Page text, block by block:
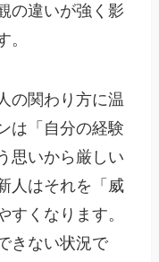
の違いが強く影
。
の関わり方に温
は「自分の経験
思いから厳しい
人はそれを「威
すくなります。
きない状況で